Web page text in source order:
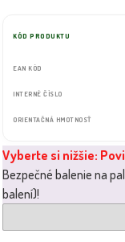
KÓD PRODUKTU
EAN KÓD
INTERNÉ ČÍSLO
ORIENTAČNÁ HMOTNOSŤ
Vyberte si nižšie:
Bezpečné balenie na
balení)!